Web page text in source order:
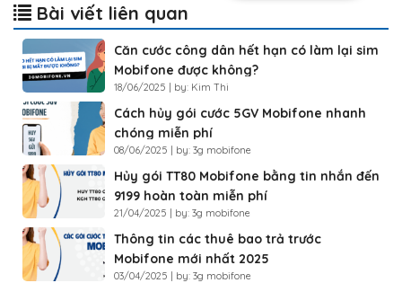
Bài viết liên quan
Căn cước công dân hết hạn có làm lại sim
Mobifone được không?
18/06/2025 | by: Kim Thi
Cách hủy gói cước 5GV Mobifone nhanh
chóng miễn phí
08/06/2025 | by: 3g mobifone
Hủy gói TT80 Mobifone bằng tin nhắn đến
9199 hoàn toàn miễn phí
21/04/2025 | by: 3g mobifone
Thông tin các thuê bao trả trước
Mobifone mới nhất 2025
03/04/2025 | by: 3g mobifone